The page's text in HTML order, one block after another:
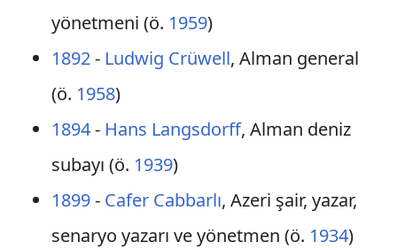
yönetmeni (ö. 1959)
1892- Ludwig Crüwell, Alman general
(ö. 1958)
1894- Hans Langsdorff, Alman deniz
subayı (ö. 1939)
1899- Cafer Cabbarlı, Azeri şair, yazar,
senaryo yazarı ve yönetmen (ö. 1934)